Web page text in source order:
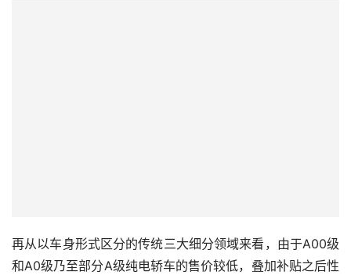
再从以车身形式区分的传统三大细分领域来看，由于A00级
和A0级乃至部分A级纯电轿车的售价较低，叠加补贴之后性